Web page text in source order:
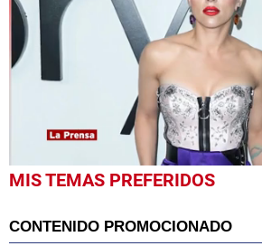
0
seconds
minutes,
MIS TEMAS PREFERIDOS